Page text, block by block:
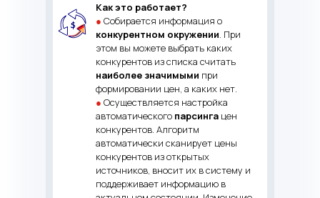
Как это работает?
● Собирается информация о
конкурентном окружении. При
этом вы можете выбрать каких
конкурентов из списка считать
наиболее значимыми при
формировании цен, а каких нет.
● Осуществляется настройка
автоматического парсинга цен
конкурентов. Алгоритм
автоматически сканирует цены
конкурентов из открытых
источников, вносит их в систему и
поддерживает информацию в